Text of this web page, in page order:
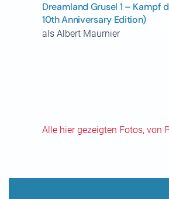
Dreamland Grusel 1 – Kampf
10th Anniversary Edition)
als Albert Maurnier
Alle hier gezeigten Fotos, von